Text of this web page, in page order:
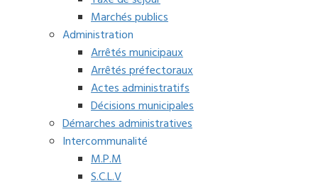
Marchés publics
Administration
Arrêtés municipaux
Arrêtés préfectoraux
Actes administratifs
Décisions municipales
Démarches administratives
Intercommunalité
M.P.M
S.C.L.V